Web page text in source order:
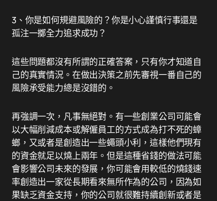
3、你是如何規避風險的？你是小心謹慎行事還是
孤注一擲全力追求成功？
這些問題都沒有所謂的正確答案，只有你才知道自
己的真實情況。在做出決策之前先審視一番自己的
風險承受能力總是沒錯的。
再強調一次，凡事無絕對。有一些創業公司可能會
以大幅削減成本或解僱員工的方式成為打不死的蟑
螂，又或者是創造出一些蠅頭小利，這樣他們現有
的資金就足以燒上兩年。但是這種省錢的做法可能
會影響公司未來的發展，你可能會用較低的燒錢速
率創造出一家從長期看來無所作為的公司，因為如
果缺乏資金支持，你的公司就很難持續創新或者是